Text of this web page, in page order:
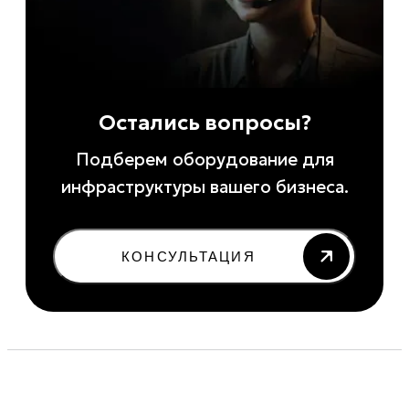
Остались вопросы?
Подберем оборудование для
инфраструктуры вашего бизнеса.
КОНСУЛЬТАЦИЯ